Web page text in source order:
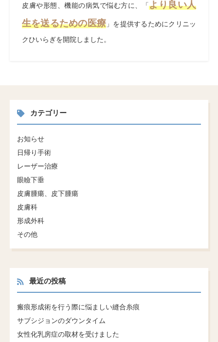
皮膚や形態、機能の病気で悩む方に、「より良い人
生を送るための医療 」を提供するためにクリニッ
クひいらぎを開院しました。
カテゴリー
お知らせ
日帰り手術
レーザー治療
眼瞼下垂
皮膚腫瘍、皮下腫瘍
皮膚科
形成外科
その他
最近の投稿
瘢痕形成術を行う際に悩ましい縫合糸痕
サブシジョンのダウンタイム
女性化乳房症の取材を受けました